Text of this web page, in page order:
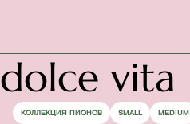
dolce vita
КОЛЛЕКЦИЯ ПИОНОВ SMALL MEDIUM